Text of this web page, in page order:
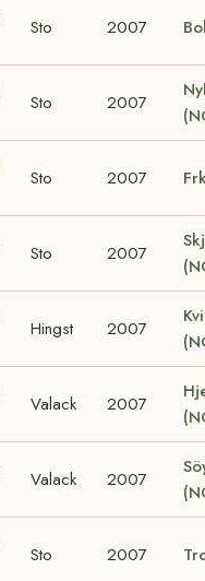
Sto 2007
Sto 2007
Sto 2007
Sto 2007
Hingst 2007
Valack 2007
Valack 2007
Sto 2007